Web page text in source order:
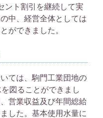
ント割引を継続して実
中、経営全体としては
ができました。
ては、駒門工業団地の
図ることができまし
営業収益及び年間総給
した。基本使用水量に